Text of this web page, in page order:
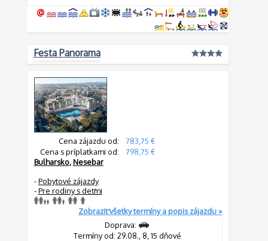
Festa Panorama
Cena zájazdu od:
783,75 €
Cena s príplatkami od:
798,75 €
Bulharsko,Nesebar
-Pobytové zájazdy
-Pre rodiny s deťmi
Zobraziť všetky termíny a popis zájazdu »
Doprava:
Termíny od: 29.08., 8, 15 dňové